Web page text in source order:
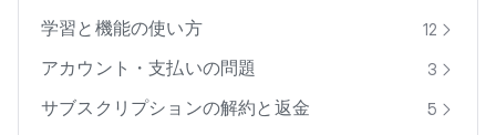
学習と機能の使い方 12
アカウント・支払いの問題 3
サブスクリプションの解約と返金 5